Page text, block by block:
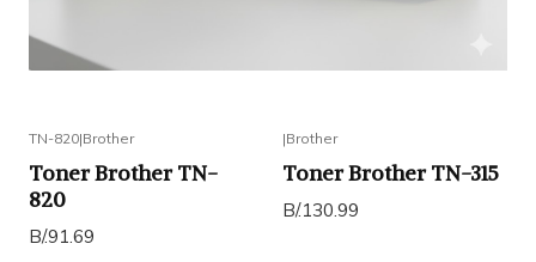
TN-820|Brother
Toner Brother TN-
820
B/.91.69
|Brother
Toner Brother TN-315
B/.130.99